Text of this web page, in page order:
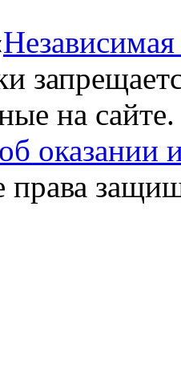
Независимая
на сайте.
оказании
права